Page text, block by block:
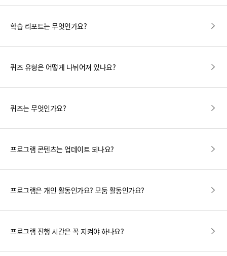
학습 리포트는 무엇인가요?
퀴즈 유형은 어떻게 나뉘어져 있나요?
퀴즈는 무엇인가요?
프로그램 콘텐츠는 업데이트 되나요?
프로그램은 개인 활동인가요? 모둠 활동인가요?
프로그램 진행 시간은 꼭 지켜야 하나요?